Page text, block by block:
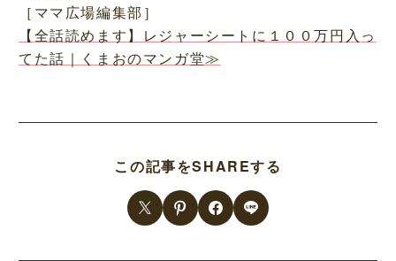
［ママ広場編集部］
【全話読めます】レジャーシートに１００万円入っ
てた話｜くまおのマンガ堂≫
この記事をSHAREする